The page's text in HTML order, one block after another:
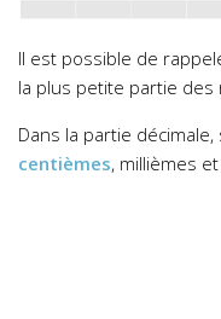
Il est possible de
la plus petite partie
Dans la partie
centièmes, millièmes